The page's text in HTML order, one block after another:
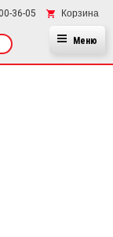
36-05 Корзина
Меню
×